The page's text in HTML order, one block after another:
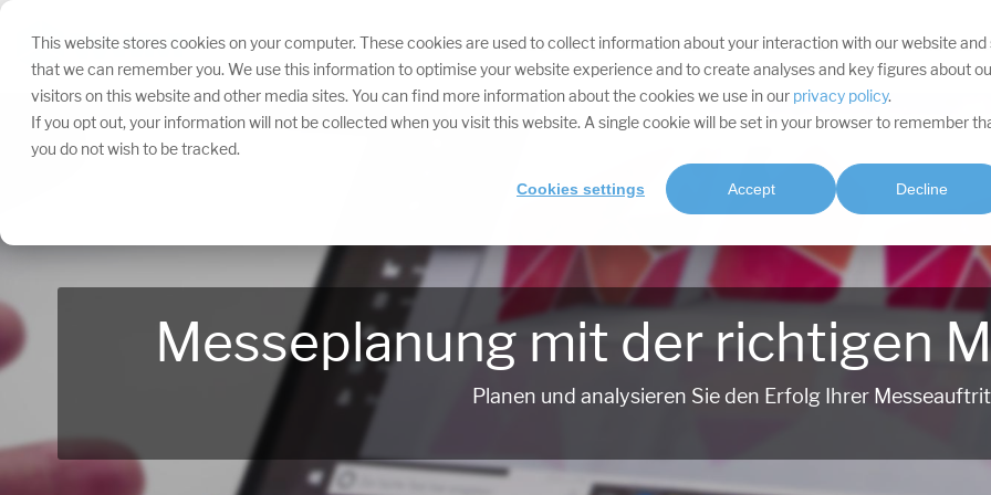
This website stores cookies on your computer. These cookies are used to collect information about your interaction with our website and
that we can remember you. We use this information to optimise your website experience and to create analyses and key figures about
visitors on this website and other media sites. You can find more information about the cookies we use in our privacy policy.
If you opt out, your information will not be collected when you visit this website. A single cookie will be set in your browser to remember
you do not wish to be tracked.
Cookies settings Accept Decline
Navigation
überspringen.
IHRE ZIELE DIVISIONEN LEISTUNGEN PROJEKTE SOFTWARE
Messeplanung mit der richtigen
Planen und analysieren Sie den Erfolg Ihrer